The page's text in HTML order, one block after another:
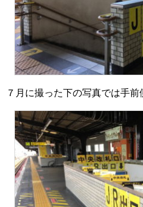
７月に撮った下の写真では手前